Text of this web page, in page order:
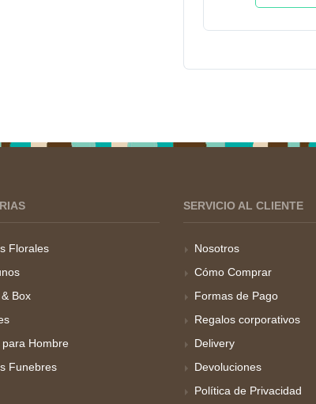
Florales
Box
para Hombre
Funebres
SERVICIO AL CLIENTE
Nosotros
Cómo Comprar
Formas de Pago
Regalos corporativos
Delivery
Devoluciones
Política de Privacidad